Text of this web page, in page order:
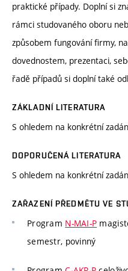
praktické případy. Doplní si
rámci studovaného oboru
způsobem fungování firmy,
dovednostem, prezentaci,
řadě případů si doplní také
ZÁKLADNÍ LITERATURA
S ohledem na konkrétní
DOPORUČENÁ LITERATURA
S ohledem na konkrétní
ZAŘAZENÍ PŘEDMĚTU VE
Program N-MAI-P
semestr, povinný